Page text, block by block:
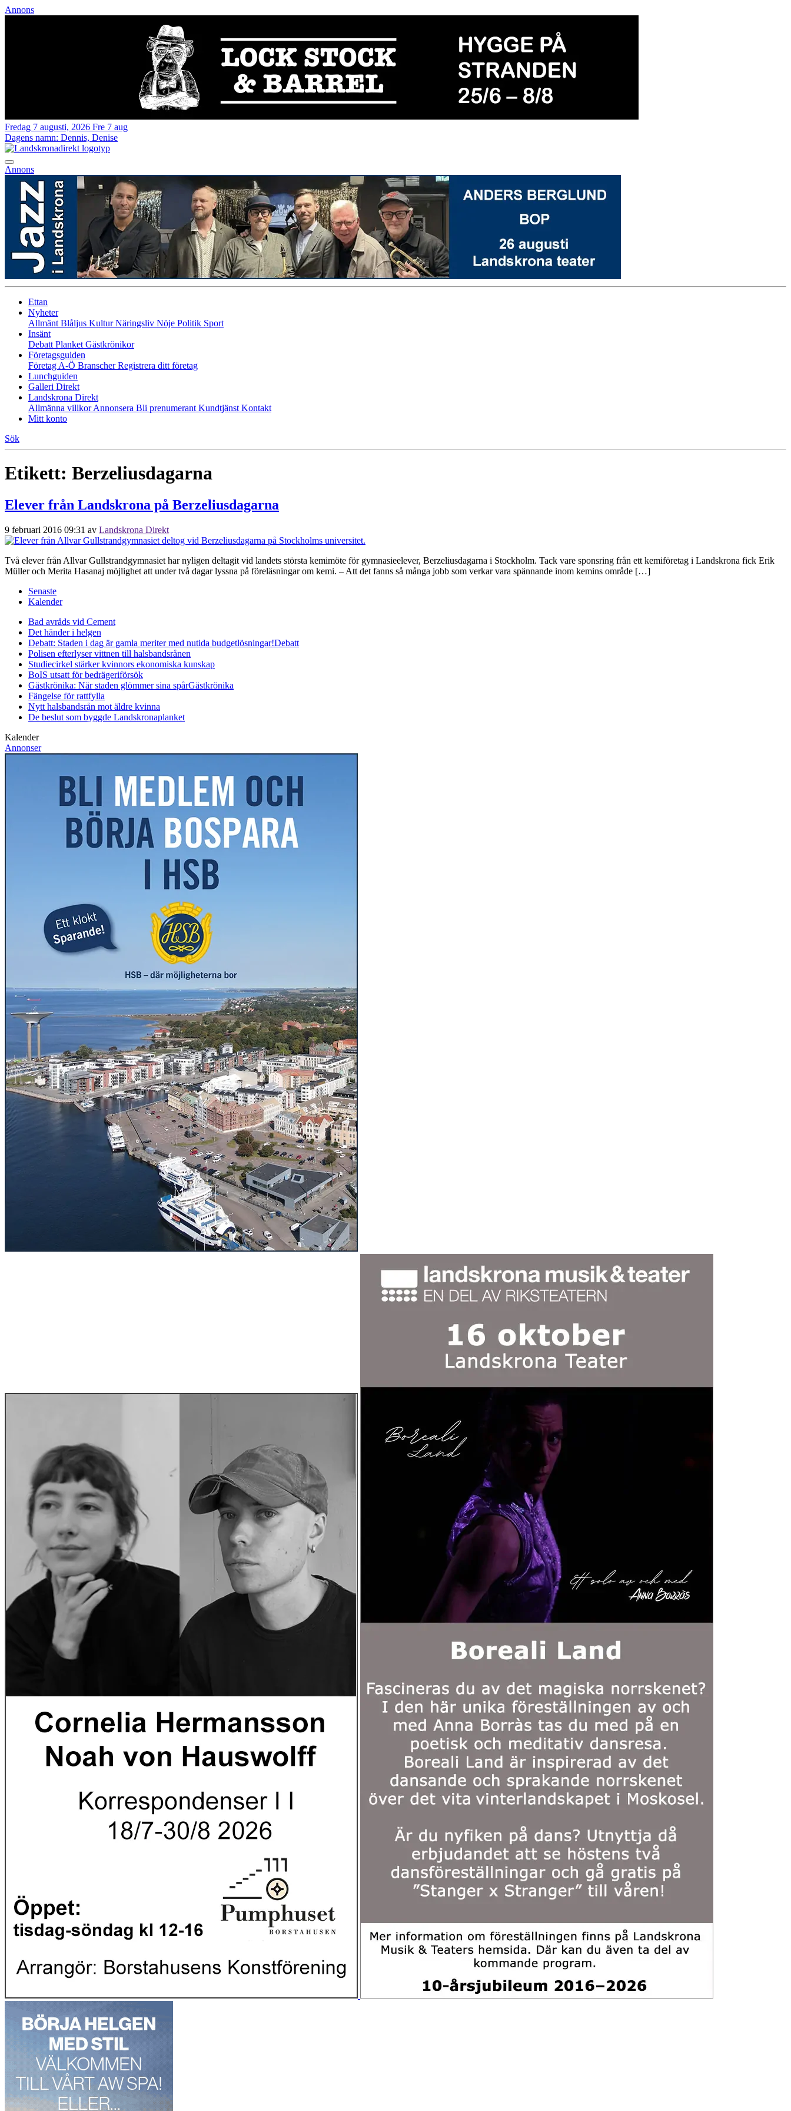
Annons
Fredag 7 augusti, 2026 Fre 7 aug
Dagens namn: Dennis, Denise
Annons
Ettan
Nyheter
Allmänt Blåljus KulturNäringsliv Nöje Politik Sport
Insänt
Debatt Planket Gästkrönikor
Företagsguiden
Företag A-Ö BranscherRegistrera ditt företag
Lunchguiden
Galleri Direkt
Landskrona Direkt
Allmänna villkorAnnonsera Bli prenumerant Kundtjänst Kontakt
Mitt konto
Sök
Etikett: Berzeliusdagarna
Elever från Landskrona på Berzeliusdagarna
9 februari 2016 09:31 av Landskrona Direkt
Två elever från Allvar Gullstrandgymnasiet har nyligen deltagit vid landets största kemimöte för gymnasieelever, Berzeliusdagarna i Stockholm. Tack vare sponsring från ett kemiföretag i Landskrona fick Erik
Müller och Merita Hasanaj möjlighet att under två dagar lyssna på föreläsningar om kemi. – Att det fanns så många jobb som verkar vara spännande inom kemins område […]
Senaste
Kalender
Bad avråds vid Cement
Det händer i helgen
Debatt: Staden i dag är gamla meriter med nutida budgetlösningar!Debatt
Polisen efterlyser vittnen till halsbandsrånen
Studiecirkel stärker kvinnors ekonomiska kunskap
BoIS utsatt för bedrägeriförsök
Gästkrönika: När staden glömmer sina spårGästkrönika
Fängelse för rattfylla
Nytt halsbandsrån mot äldre kvinna
De beslut som byggde Landskronaplanket
Kalender
Annonser